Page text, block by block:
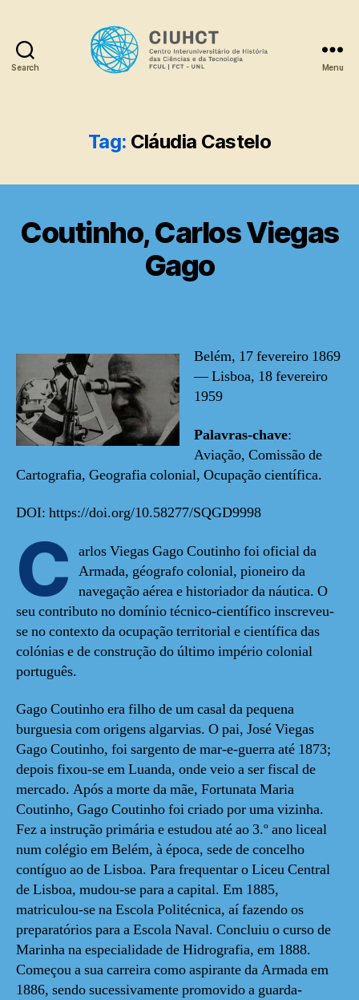
Search Menu
Tag: Cláudia Castelo
Coutinho, Carlos Viegas
Gago
Belém, 17 fevereiro 1869
— Lisboa, 18 fevereiro
1959
Palavras-chave:
Aviação, Comissão de
Cartografia, Geografia colonial, Ocupação científica.
DOI: https://doi.org/10.58277/SQGD9998
C arlos Viegas Gago Coutinho foi oficial da
Armada, géografo colonial, pioneiro da
navegação aérea e historiador da náutica. O
seu contributo no domínio técnico-científico inscreveu-
se no contexto da ocupação territorial e científica das
colónias e de construção do último império colonial
português.
Gago Coutinho era filho de um casal da pequena
burguesia com origens algarvias. O pai, José Viegas
Gago Coutinho, foi sargento de mar-e-guerra até 1873;
depois fixou-se em Luanda, onde veio a ser fiscal de
mercado. Após a morte da mãe, Fortunata Maria
Coutinho, Gago Coutinho foi criado por uma vizinha.
Fez a instrução primária e estudou até ao 3.º ano liceal
num colégio em Belém, à época, sede de concelho
contíguo ao de Lisboa. Para frequentar o Liceu Central
de Lisboa, mudou-se para a capital. Em 1885,
matriculou-se na Escola Politécnica, aí fazendo os
preparatórios para a Escola Naval. Concluiu o curso de
Marinha na especialidade de Hidrografia, em 1888.
Começou a sua carreira como aspirante da Armada em
1886, sendo sucessivamente promovido a guarda-